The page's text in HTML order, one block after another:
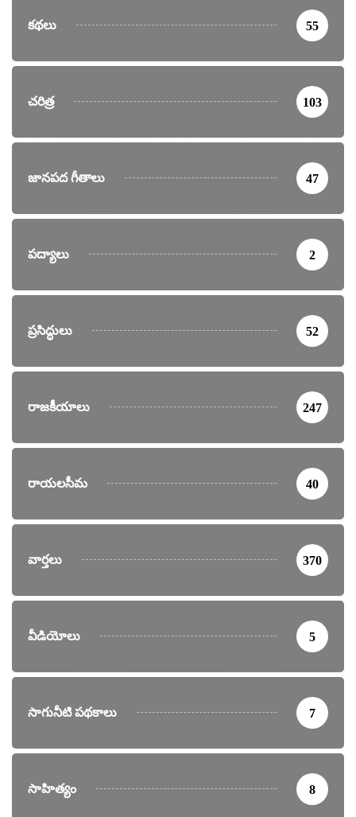
కథలు 55
చరిత్ర 103
జానపద గీతాలు 47
పద్యాలు 2
ప్రసిద్ధులు 52
రాజకీయాలు 247
రాయలసీమ 40
వార్తలు 370
వీడియోలు 5
సాగునీటి పథకాలు 7
సాహిత్యం 8